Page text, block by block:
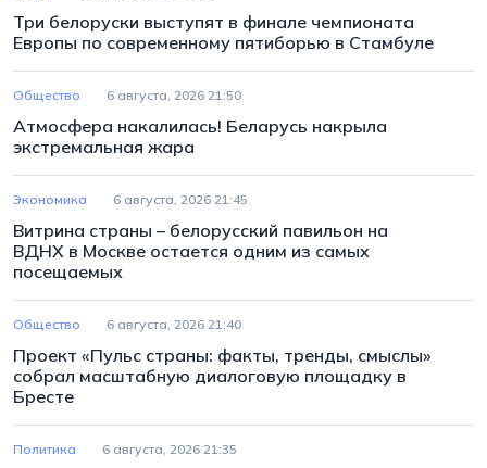
Три белоруски выступят в финале чемпионата
Европы по современному пятиборью в Стамбуле
Общество 6 августа, 2026 21:50
Атмосфера накалилась! Беларусь накрыла
экстремальная жара
Экономика 6 августа, 2026 21:45
Витрина страны – белорусский павильон на
ВДНХ в Москве остается одним из самых
посещаемых
Общество 6 августа, 2026 21:40
Проект «Пульс страны: факты, тренды, смыслы»
собрал масштабную диалоговую площадку в
Бресте
Политика 6 августа, 2026 21:35